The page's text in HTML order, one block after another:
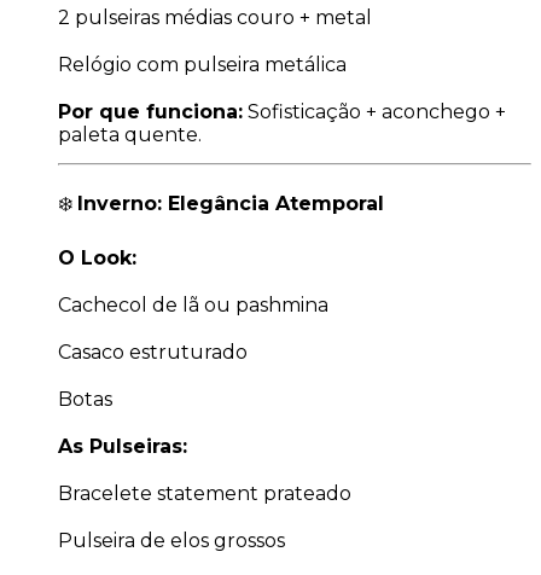
2 pulseiras médias couro + metal
Relógio com pulseira metálica
Por que funciona: Sofisticação + aconchego +
paleta quente.
❄️ Inverno: Elegância Atemporal
O Look:
Cachecol de lã ou pashmina
Casaco estruturado
Botas
As Pulseiras:
Bracelete statement prateado
Pulseira de elos grossos